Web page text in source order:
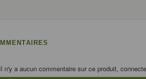
Il n'y a aucun commentaire sur ce produit,